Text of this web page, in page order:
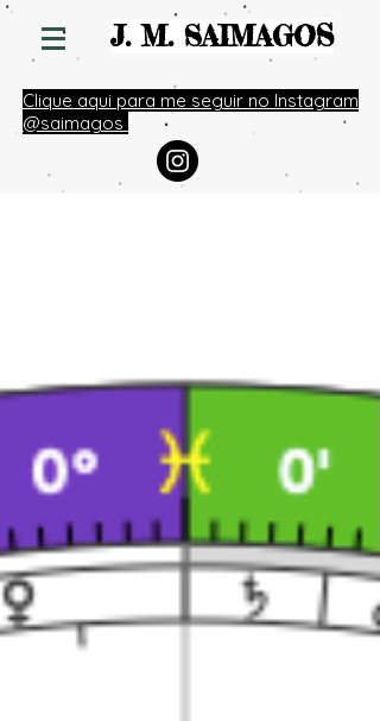
J. M. SAIMAGOS
Clique aqui para me seguir no Instagram
@saimagos